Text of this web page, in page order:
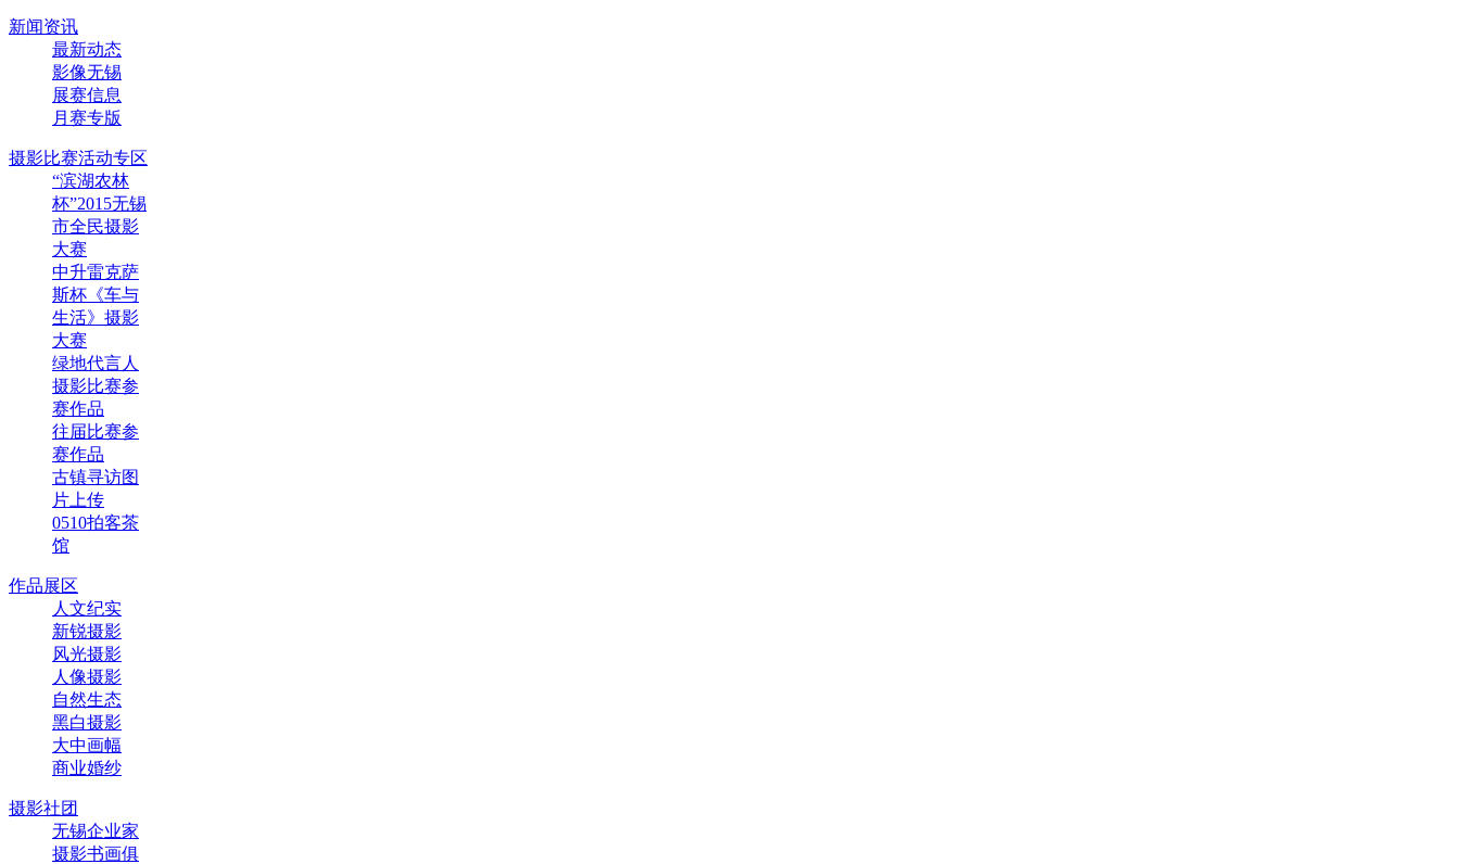
新闻资讯
最新动态
影像无锡
展赛信息
月赛专版
摄影比赛活动专区
“滨湖农林
杯”2015无锡
市全民摄影
大赛
中升雷克萨
斯杯《车与
生活》摄影
大赛
绿地代言人
摄影比赛参
赛作品
往届比赛参
赛作品
古镇寻访图
片上传
0510拍客茶
馆
作品展区
人文纪实
新锐摄影
风光摄影
人像摄影
自然生态
黑白摄影
大中画幅
商业婚纱
摄影社团
无锡企业家
摄影书画俱